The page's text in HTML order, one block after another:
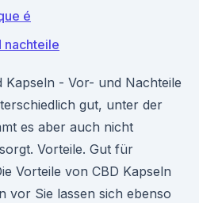
é
nachteile
Kapseln - Vor- und Nachteile
gut, unter der
es aber auch nicht
Vorteile. Gut für
Vorteile von CBD Kapseln
vor Sie lassen sich ebenso